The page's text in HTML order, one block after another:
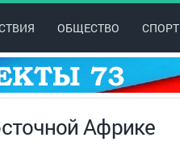
ОБЩЕСТВО СПОРТ
Африке